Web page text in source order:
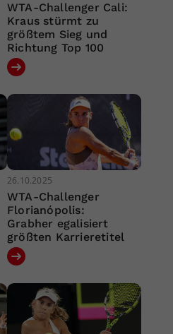
WTA-Challenger Cali:
Kraus stürmt zu
größtem Sieg und
Richtung Top 100
26.10.2025
WTA-Challenger
Florianópolis:
Grabher egalisiert
größten Karrieretitel